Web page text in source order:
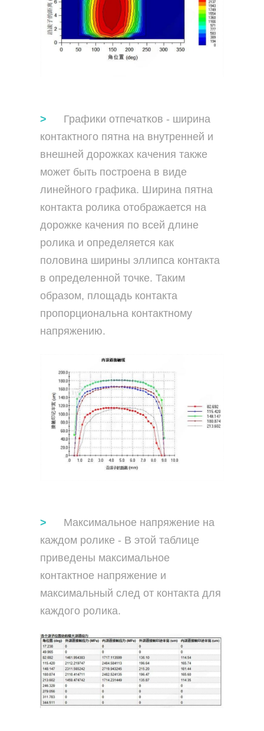
Графики отпечатков - ширина
контактного пятна на внутренней и
внешней дорожках качения также
может быть построена в виде
линейного графика. Ширина пятна
контакта ролика отображается на
дорожке качения по всей длине
ролика и определяется как
половина ширины эллипса контакта
в определенной точке. Таким
образом, площадь контакта
пропорциональна контактному
напряжению.
Максимальное напряжение на
каждом ролике - В этой таблице
приведены максимальное
контактное напряжение и
максимальный след от контакта для
каждого ролика.